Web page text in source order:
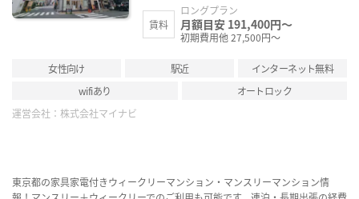
賃料
ロングプラン
月額目安 191,400円～
初期費用他 27,500円～
女性向け 駅近
インターネット無料
wifiあり
オートロック
運営会社： 株式会社マイナビ
東京都の家具家電付きウィークリーマンション・マンスリーマンション情